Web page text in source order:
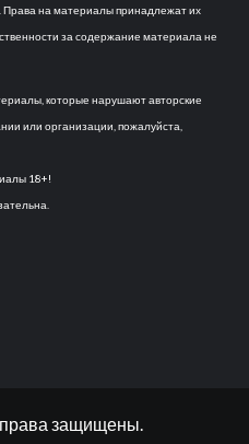
Права на материалы принадлежат их
за содержание материала не
которые нарушают авторские
или организации, пожалуйста,
18+!
защищены.